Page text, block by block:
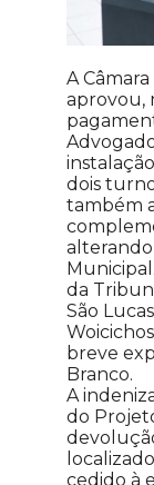
A
aprovou,
dois
também
da
São
breve
Branco.
A
do
cedido à